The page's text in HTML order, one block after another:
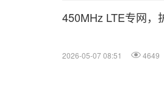
450MHz LTE专网，
2026-05-07 08:51 4649